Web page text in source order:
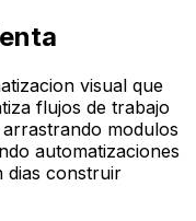
visual que
flujos de trabajo
modulos
automatizaciones
dias construir